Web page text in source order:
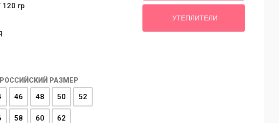
УТЕПЛИТЕЛИ
гр
РАЗМЕР
46 48 50 52
58 60 62